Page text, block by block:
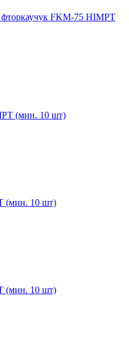
FKM-75 HIMPT
(мин. 10 шт)
(мин. 10 шт)
(мин. 10 шт)